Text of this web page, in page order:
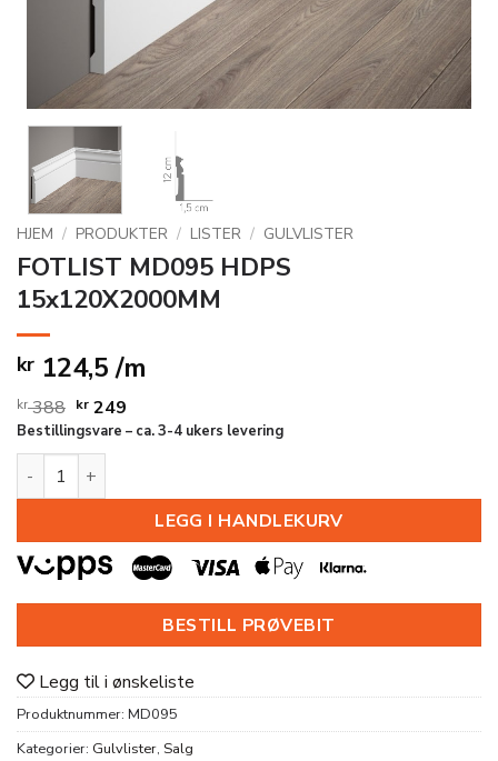
HJEM / PRODUKTER / LISTER / GULVLISTER
FOTLIST MD095 HDPS
15x120X2000MM
kr 124,5 /m
kr388 Opprinnelig
pris
var:
kr 388.
kr249Nåværende
pris
Bestillingsvare – ca. 3-4 ukers levering
FOTLIST MD095 HDPS 15x120X2000MM antall
LEGG I HANDLEKURV
BESTILL PRØVEBIT
Legg til i ønskeliste
Produktnummer: MD095
Kategorier: Gulvlister, Salg